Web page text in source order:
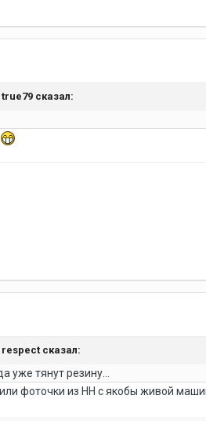
true79 сказал:
respect сказал:
уже тянут резину...
фоточки из НН с якобы живой